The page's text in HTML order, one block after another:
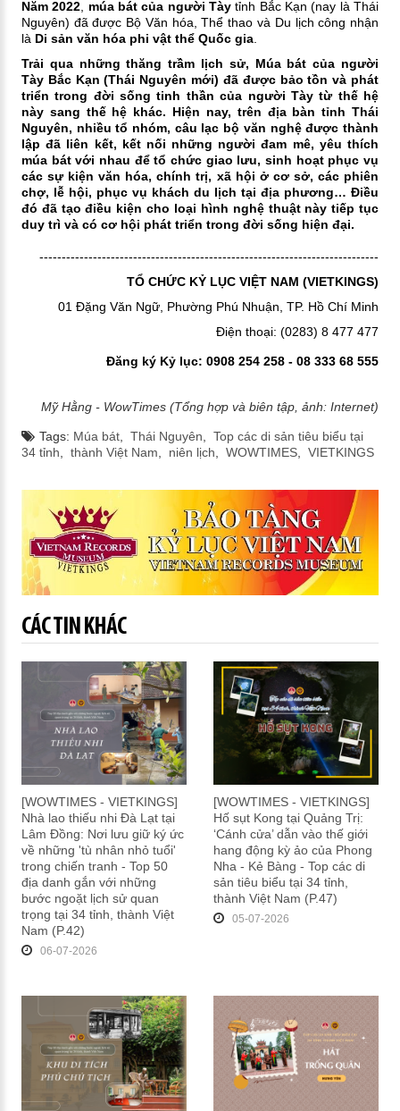
Năm 2022 múa bát của người Tày tỉnh Bắc Kạn (nay là Thái
Nguyên) đã được Bộ Văn hóa, Thể thao và Du lịch công nhận
là Di sản văn hóa phi vật thể Quốc gia.
Trải qua những thăng trầm lịch sử, Múa bát của người
Tày Bắc Kạn (Thái Nguyên mới) đã được bảo tồn và phát
triển trong đời sống tinh thần của người Tày từ thế hệ
này sang thế hệ khác. Hiện nay, trên địa bàn tỉnh Thái
Nguyên, nhiều tổ nhóm, câu lạc bộ văn nghệ được thành
lập đã liên kết, kết nối những người đam mê, yêu thích
múa bát với nhau để tổ chức giao lưu, sinh hoạt phục vụ
các sự kiện văn hóa, chính trị, xã hội ở cơ sở, các phiên
chợ, lễ hội, phục vụ khách du lịch tại địa phương… Điều
đó đã tạo điều kiện cho loại hình nghệ thuật này tiếp tục
duy trì và có cơ hội phát triển trong đời sống hiện đại.
----------------------------------------------------------------------------
TỔ CHỨC KỶ LỤC VIỆT NAM (VIETKINGS)
01 Đặng Văn Ngữ, Phường Phú Nhuận, TP. Hồ Chí Minh
Điện thoại: (0283) 8 477 477
Đăng ký Kỷ lục: 0908 254 258 - 08 333 68 555
Mỹ Hằng - WowTimes (Tổng hợp và biên tập, ảnh: Internet)
Tags: Múa bát, Thái Nguyên
Top các di sản tiêu biểu tại
34 tỉnh
thành Việt Nam niên lịch WOWTIMES, VIETKINGS
CÁC TIN KHÁC
[WOWTIMES - VIETKINGS]
Nhà lao thiếu nhi Đà Lạt tại
Lâm Đồng: Nơi lưu giữ ký ức
về những 'tù nhân nhỏ tuổi'
trong chiến tranh - Top 50
địa danh gắn với những
bước ngoặt lịch sử quan
trọng tại 34 tỉnh, thành Việt
Nam (P.42)
06-07-2026
[WOWTIMES - VIETKINGS]
Hố sụt Kong tại Quảng Trị:
‘Cánh cửa’ dẫn vào thế giới
hang động kỳ ảo của Phong
Nha - Kẻ Bàng - Top các di
sản tiêu biểu tại 34 tỉnh,
thành Việt Nam (P.47)
05-07-2026